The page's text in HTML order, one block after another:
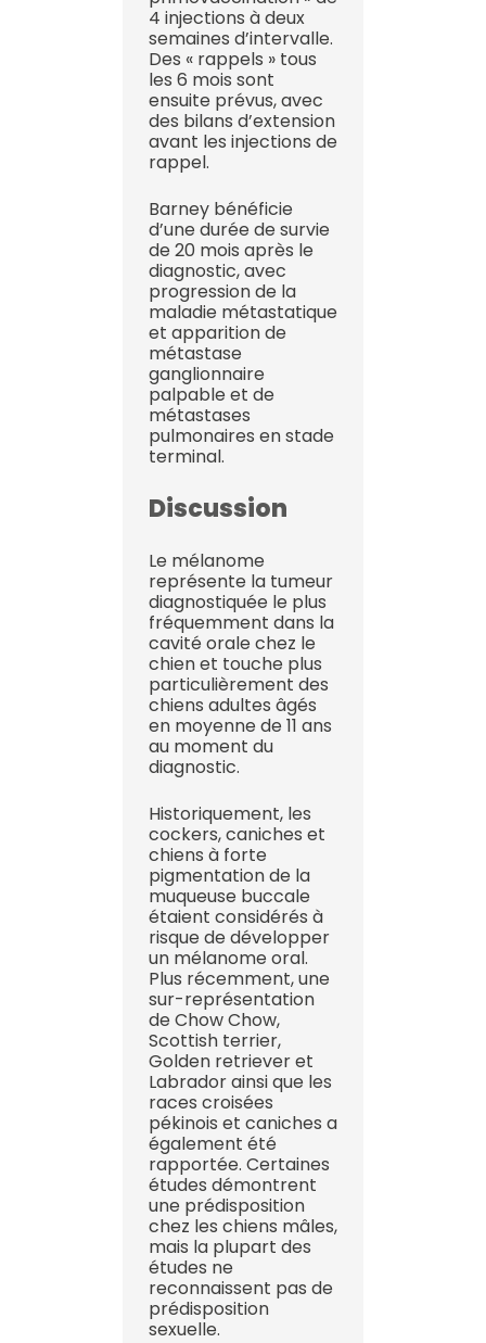
4 injections à deux
semaines d’intervalle.
Des « rappels » tous
les 6 mois sont
ensuite prévus, avec
des bilans d’extension
avant les injections de
rappel.
Barney bénéficie
d’une durée de survie
de 20 mois après le
diagnostic, avec
progression de la
maladie métastatique
et apparition de
métastase
ganglionnaire
palpable et de
métastases
pulmonaires en stade
terminal.
Discussion
Le mélanome
représente la tumeur
diagnostiquée le plus
fréquemment dans la
cavité orale chez le
chien et touche plus
particulièrement des
chiens adultes âgés
en moyenne de 11 ans
au moment du
diagnostic.
Historiquement, les
cockers, caniches et
chiens à forte
pigmentation de la
muqueuse buccale
étaient considérés à
risque de développer
un mélanome oral.
Plus récemment, une
sur-représentation
de Chow Chow,
Scottish terrier,
Golden retriever et
Labrador ainsi que les
races croisées
pékinois et caniches a
également été
rapportée. Certaines
études démontrent
une prédisposition
chez les chiens mâles,
mais la plupart des
études ne
reconnaissent pas de
prédisposition
sexuelle.